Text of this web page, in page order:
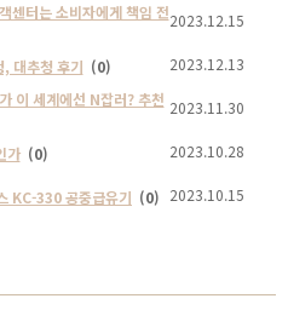
센터는 소비자에게 책임 전2023.12.15
대추청 후기 (0)
2023.12.13
이 세계에선 N잡러? 추천 2023.11.30
가 (0) 2023.10.28
KC-330 공중급유기 (0) 2023.10.15